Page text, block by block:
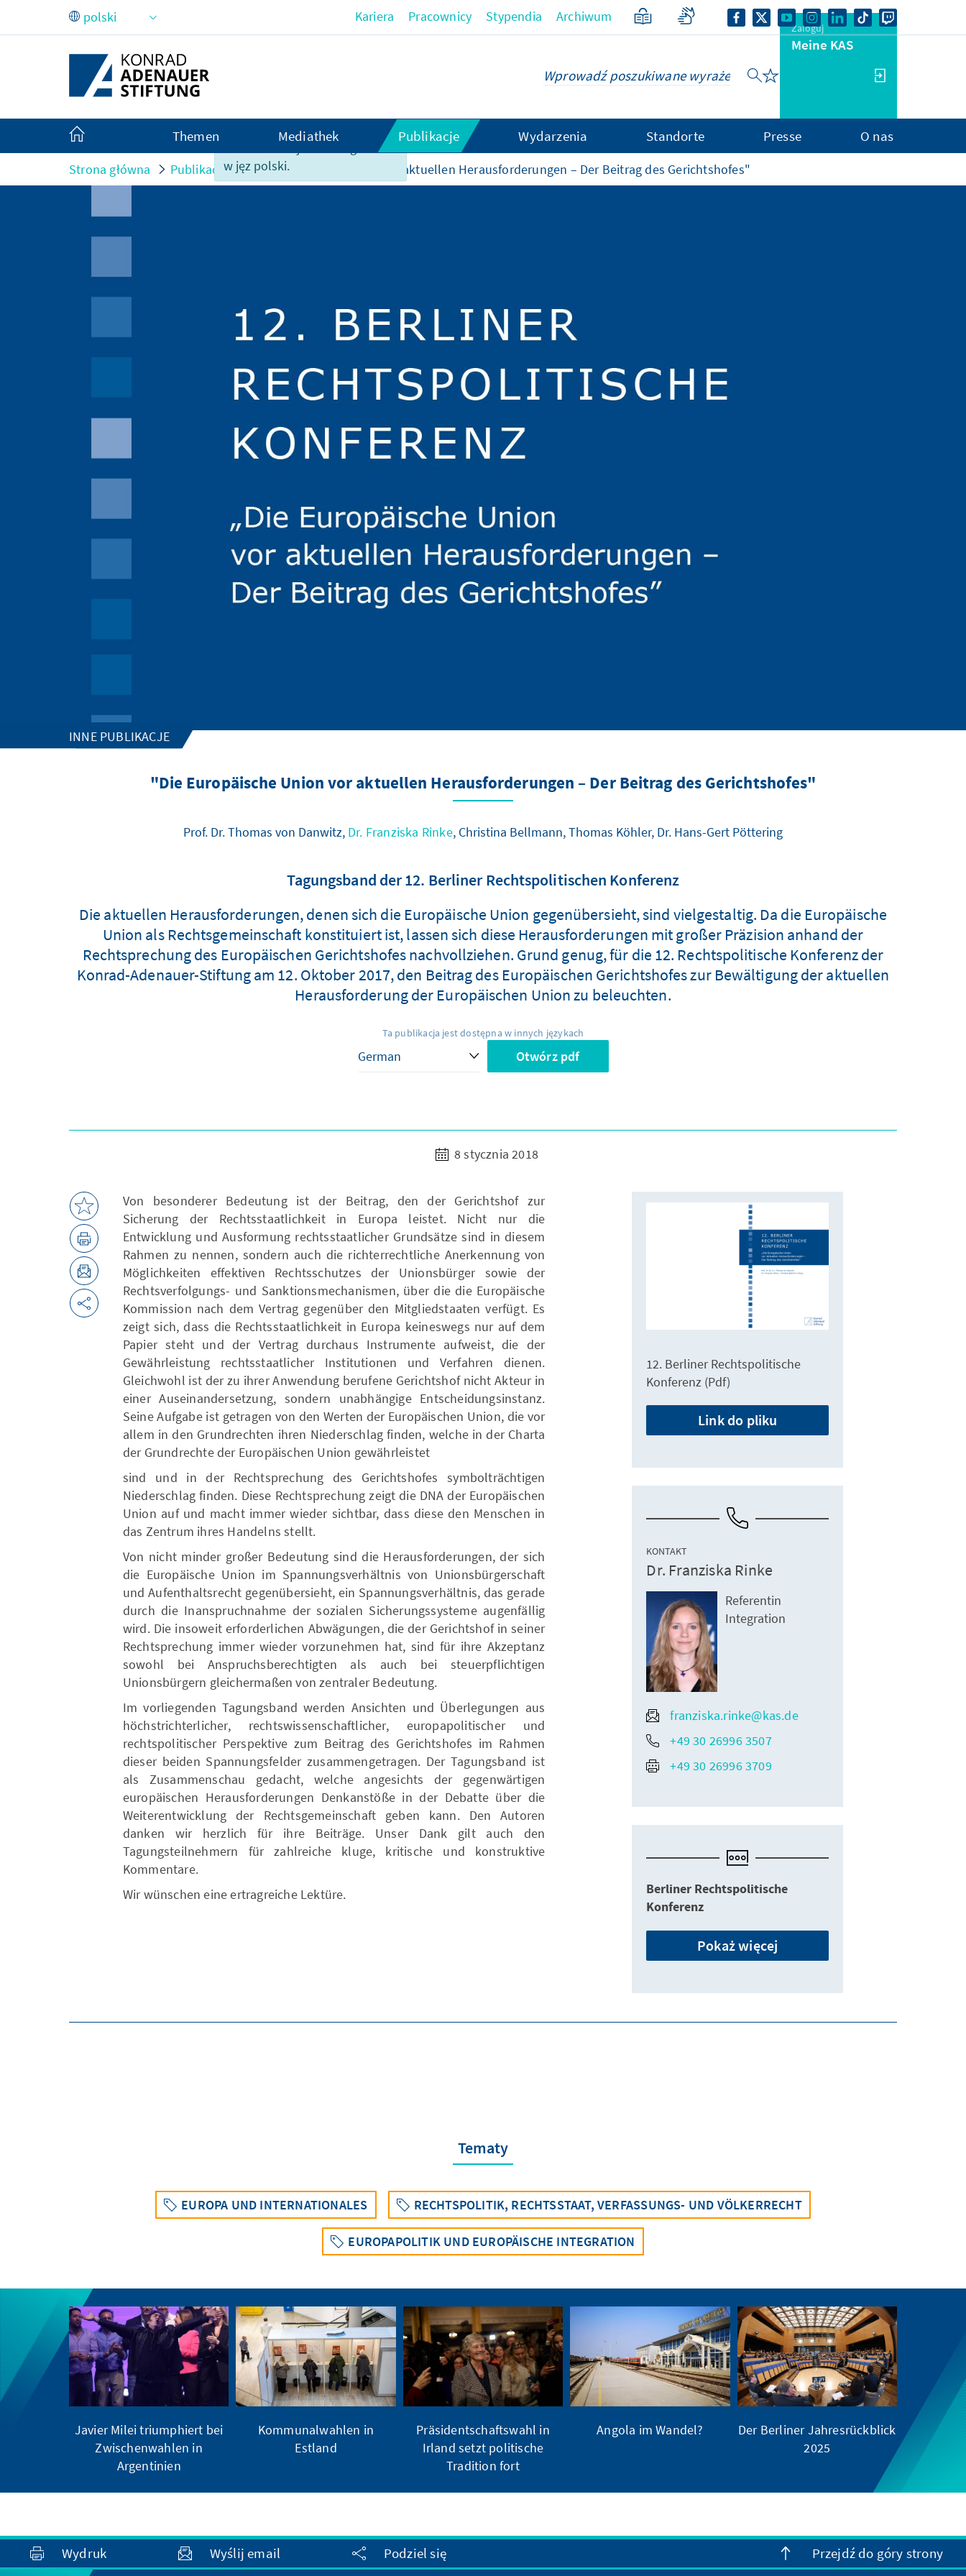
Skip to Main Content
Ta strona nie jest obsługiwana
w jęz polski.
Kariera Pracownicy Stypendia Archiwum
Zaloguj
Meine KAS
Themen Mediathek Publikacje Wydarzenia Standorte Presse O nas
Strona główna Publikacje "Die Europäische Union vor aktuellen Herausforderungen – Der Beitrag des Gerichtshofes"
INNE PUBLIKACJE
"Die Europäische Union vor aktuellen Herausforderungen – Der Beitrag des Gerichtshofes"
Prof. Dr. Thomas von Danwitz, Dr. Franziska Rinke, Christina Bellmann, Thomas Köhler, Dr. Hans-Gert Pöttering
Tagungsband der 12. Berliner Rechtspolitischen Konferenz
Die aktuellen Herausforderungen, denen sich die Europäische Union gegenübersieht, sind vielgestaltig. Da die Europäische
Union als Rechtsgemeinschaft konstituiert ist, lassen sich diese Herausforderungen mit großer Präzision anhand der
Rechtsprechung des Europäischen Gerichtshofes nachvollziehen. Grund genug, für die 12. Rechtspolitische Konferenz der
Konrad-Adenauer-Stiftung am 12. Oktober 2017, den Beitrag des Europäischen Gerichtshofes zur Bewältigung der aktuellen
Herausforderung der Europäischen Union zu beleuchten.
Ta publikacja jest dostępna w innych językach
Otwórz pdf
8 stycznia 2018
Von besonderer Bedeutung ist der Beitrag, den der Gerichtshof zur
Sicherung der Rechtsstaatlichkeit in Europa leistet. Nicht nur die
Entwicklung und Ausformung rechtsstaatlicher Grundsätze sind in diesem
Rahmen zu nennen, sondern auch die richterrechtliche Anerkennung von
Möglichkeiten effektiven Rechtsschutzes der Unionsbürger sowie der
Rechtsverfolgungs- und Sanktionsmechanismen, über die die Europäische
Kommission nach dem Vertrag gegenüber den Mitgliedstaaten verfügt. Es
zeigt sich, dass die Rechtsstaatlichkeit in Europa keineswegs nur auf dem
Papier steht und der Vertrag durchaus Instrumente aufweist, die der
Gewährleistung rechtsstaatlicher Institutionen und Verfahren dienen.
Gleichwohl ist der zu ihrer Anwendung berufene Gerichtshof nicht Akteur in
einer Auseinandersetzung, sondern unabhängige Entscheidungsinstanz.
Seine Aufgabe ist getragen von den Werten der Europäischen Union, die vor
allem in den Grundrechten ihren Niederschlag finden, welche in der Charta
der Grundrechte der Europäischen Union gewährleistet
sind und in der Rechtsprechung des Gerichtshofes symbolträchtigen
Niederschlag finden. Diese Rechtsprechung zeigt die DNA der Europäischen
Union auf und macht immer wieder sichtbar, dass diese den Menschen in
das Zentrum ihres Handelns stellt.
Von nicht minder großer Bedeutung sind die Herausforderungen, der sich
die Europäische Union im Spannungsverhältnis von Unionsbürgerschaft
und Aufenthaltsrecht gegenübersieht, ein Spannungsverhältnis, das gerade
durch die Inanspruchnahme der sozialen Sicherungssysteme augenfällig
wird. Die insoweit erforderlichen Abwägungen, die der Gerichtshof in seiner
Rechtsprechung immer wieder vorzunehmen hat, sind für ihre Akzeptanz
sowohl bei Anspruchsberechtigten als auch bei steuerpflichtigen
Unionsbürgern gleichermaßen von zentraler Bedeutung.
Im vorliegenden Tagungsband werden Ansichten und Überlegungen aus
höchstrichterlicher, rechtswissenschaftlicher, europapolitischer und
rechtspolitischer Perspektive zum Beitrag des Gerichtshofes im Rahmen
dieser beiden Spannungsfelder zusammengetragen. Der Tagungsband ist
als Zusammenschau gedacht, welche angesichts der gegenwärtigen
europäischen Herausforderungen Denkanstöße in der Debatte über die
Weiterentwicklung der Rechtsgemeinschaft geben kann. Den Autoren
danken wir herzlich für ihre Beiträge. Unser Dank gilt auch den
Tagungsteilnehmern für zahlreiche kluge, kritische und konstruktive
Kommentare.
Wir wünschen eine ertragreiche Lektüre.
12. Berliner Rechtspolitische
Konferenz (Pdf)
Link do pliku
KONTAKT
Dr. Franziska Rinke
Referentin
Integration
franziska.rinke@kas.de
+49 30 26996 3507
+49 30 26996 3709
Berliner Rechtspolitische
Konferenz
Pokaż więcej
Tematy
EUROPA UND INTERNATIONALES RECHTSPOLITIK, RECHTSSTAAT, VERFASSUNGS- UND VÖLKERRECHT
EUROPAPOLITIK UND EUROPÄISCHE INTEGRATION
Javier Milei triumphiert bei
Zwischenwahlen in
Argentinien
Kommunalwahlen in
Estland
Präsidentschaftswahl in
Irland setzt politische
Tradition fort
Angola im Wandel?
Der Berliner Jahresrückblick
2025
Wydruk Wyślij email Podziel się Przejdź do góry strony